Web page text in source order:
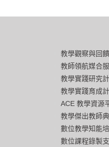
教學觀察與回
教師領航媒合
教學實踐研究
教學實踐育成
ACE 教學資源
教學傑出教師
數位教學知能
數位課程錄製